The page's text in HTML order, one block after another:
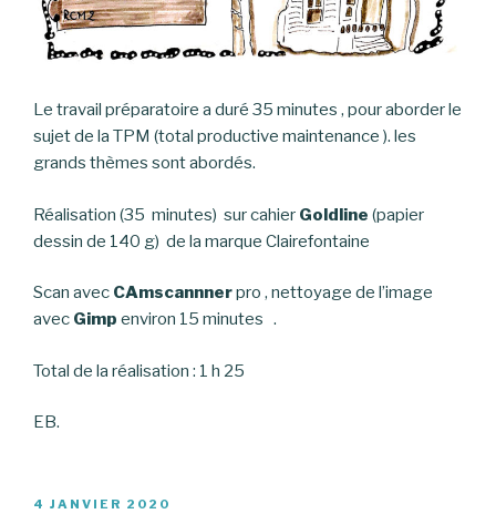
Le travail préparatoire a duré 35 minutes , pour aborder le
sujet de la TPM (total productive maintenance ). les
grands thèmes sont abordés.
Réalisation (35 minutes) sur cahier Goldline (papier
dessin de 140 g) de la marque Clairefontaine
Scan avec CAmscannnerpro , nettoyage de l’image
avec Gimp environ 15 minutes .
Total de la réalisation : 1 h 25
EB.
PUBLIÉ
4 JANVIER 2020